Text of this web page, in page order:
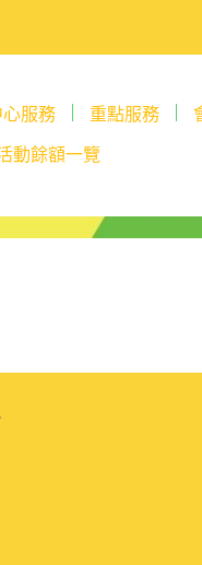
心服務 重點服務
動餘額一覽